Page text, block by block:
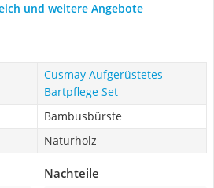
und weitere Angebote
Cusmay Aufgerüstetes
Bartpflege Set
Bambusbürste
Naturholz
Nachteile